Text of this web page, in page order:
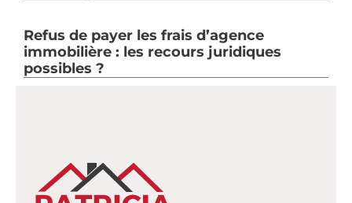
Refus de payer les frais d’agence
immobilière : les recours juridiques
possibles ?